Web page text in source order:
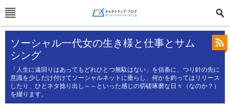
ソーシャル一代女の生き様と仕事とサム
シング
「人生に遠回りはあってもどれひとつ無駄はない」を信条に、つり針の先に
意識を少しだけ付けてソーシャルネットに垂らし、何かを釣ってはリリース
したり、ひとネタ捻り出し～～といった感じの切磋琢磨な日々（なのか？）
を綴ります。